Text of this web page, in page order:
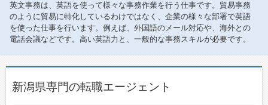
英文事務は、英語を使って様々な事務作業を行う仕事です。貿易事務
のように貿易に特化しているわけではなく、企業の様々な部署で英語
を使った仕事を行います。例えば、外国語のメール対応や、海外との
電話会議などです。高い英語力と、一般的な事務スキルが必要です。
新潟県専門の転職エージェント